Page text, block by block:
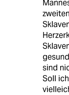
sind
Soll